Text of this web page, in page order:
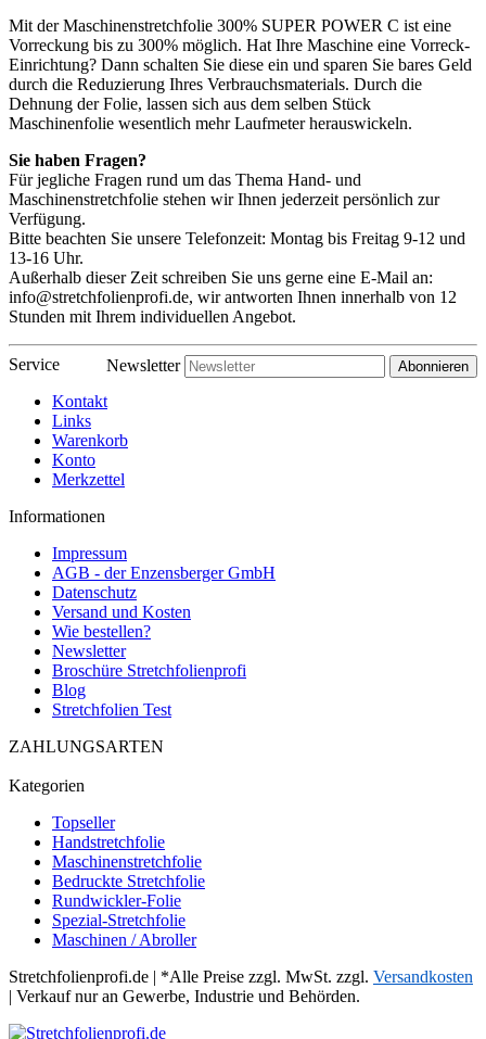
Mit der Maschinenstretchfolie 300% SUPER POWER C ist eine
Vorreckung bis zu 300% möglich. Hat Ihre Maschine eine Vorreck-
Einrichtung? Dann schalten Sie diese ein und sparen Sie bares Geld
durch die Reduzierung Ihres Verbrauchsmaterials. Durch die
Dehnung der Folie, lassen sich aus dem selben Stück
Maschinenfolie wesentlich mehr Laufmeter herauswickeln.
Sie haben Fragen?
Für jegliche Fragen rund um das Thema Hand- und
Maschinenstretchfolie stehen wir Ihnen jederzeit persönlich zur
Verfügung.
Bitte beachten Sie unsere Telefonzeit: Montag bis Freitag 9-12 und
13-16 Uhr.
Außerhalb dieser Zeit schreiben Sie uns gerne eine E-Mail an:
info@stretchfolienprofi.de, wir antworten Ihnen innerhalb von 12
Stunden mit Ihrem individuellen Angebot.
Newsletter Abonnieren
Service
Kontakt
Links
Warenkorb
Konto
Merkzettel
Informationen
Impressum
AGB - der Enzensberger GmbH
Datenschutz
Versand und Kosten
Wie bestellen?
Newsletter
Broschüre Stretchfolienprofi
Blog
Stretchfolien Test
ZAHLUNGSARTEN
Kategorien
Topseller
Handstretchfolie
Maschinenstretchfolie
Bedruckte Stretchfolie
Rundwickler-Folie
Spezial-Stretchfolie
Maschinen / Abroller
Stretchfolienprofi.de | *Alle Preise zzgl. MwSt. zzgl. Versandkosten
| Verkauf nur an Gewerbe, Industrie und Behörden.